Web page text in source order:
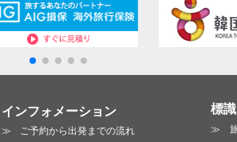
インフォメーション
ご予約から出発までの流れ
標